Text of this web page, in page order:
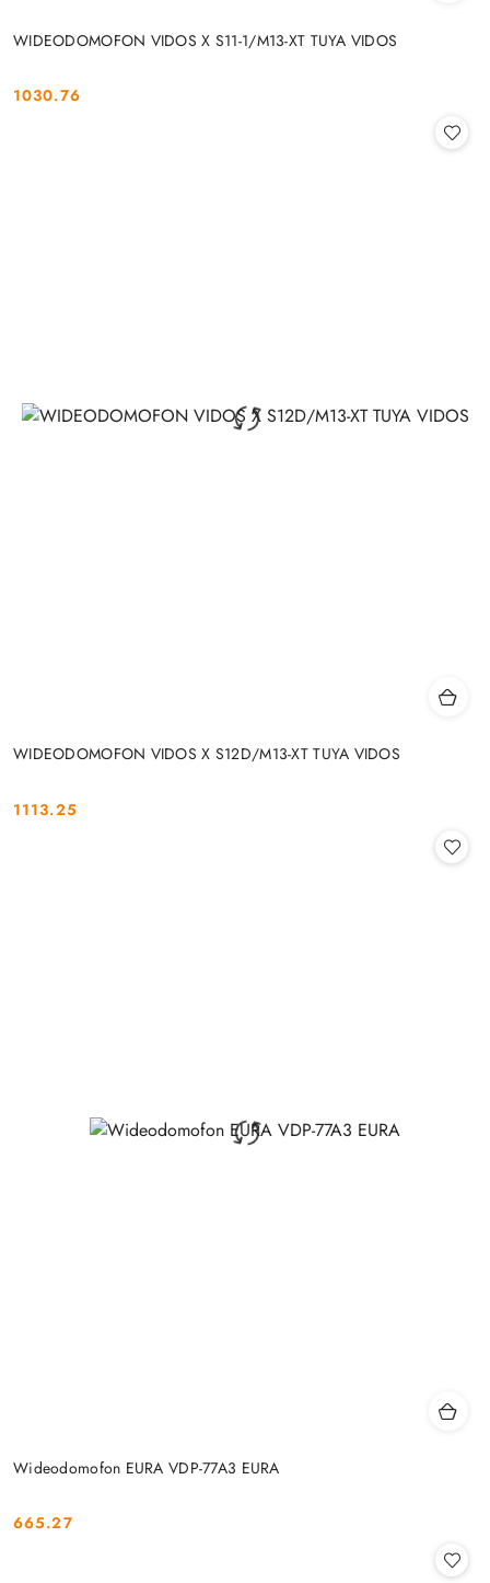
WIDEODOMOFON VIDOS X S11-1/M13-XT TUYA VIDOS
Cena:
1030.76
WIDEODOMOFON VIDOS X S12D/M13-XT TUYA VIDOS
Cena:
1113.25
Wideodomofon EURA VDP-77A3 EURA
Cena:
665.27